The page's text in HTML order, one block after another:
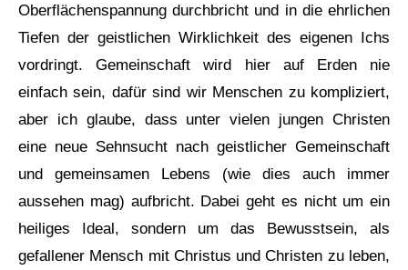
Oberflächenspannung durchbricht und in die ehrlichen
Tiefen der geistlichen Wirklichkeit des eigenen Ichs
vordringt. Gemeinschaft wird hier auf Erden nie
einfach sein, dafür sind wir Menschen zu kompliziert,
aber ich glaube, dass unter vielen jungen Christen
eine neue Sehnsucht nach geistlicher Gemeinschaft
und gemeinsamen Lebens (wie dies auch immer
aussehen mag) aufbricht. Dabei geht es nicht um ein
heiliges Ideal, sondern um das Bewusstsein, als
gefallener Mensch mit Christus und Christen zu leben,